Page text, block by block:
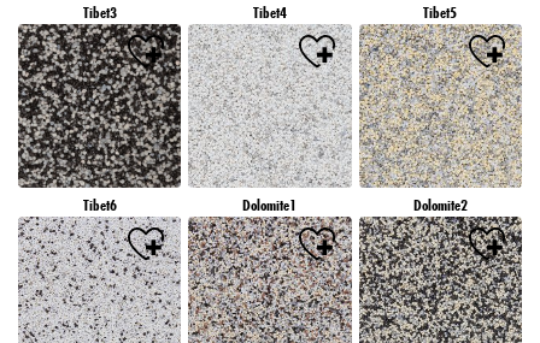
Tibet3 Tibet4 Tibet5
Tibet6 Dolomite1 Dolomite2